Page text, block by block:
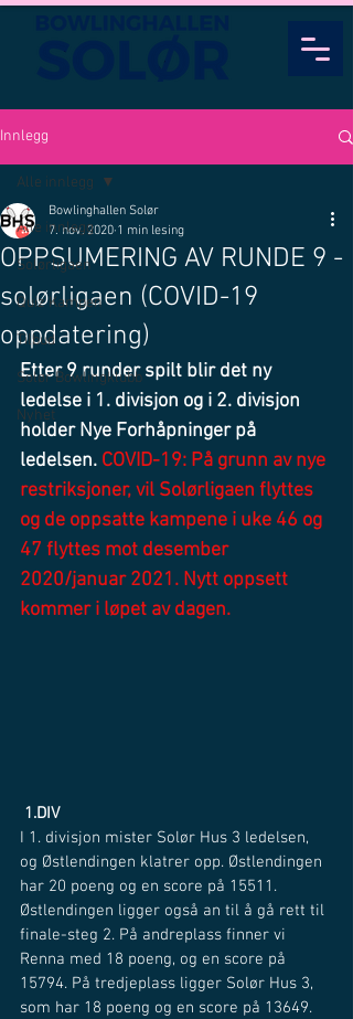
Innlegg
Alle innlegg
Solørligaen
Quiz Kampen
Tilbud
Solør Bowlingklubb
Nyhet
Alle innlegg
OPPSUMERING AV RUNDE 9 -
solørligaen (COVID-19
oppdatering)
Bowlinghallen Solør
7. nov. 2020 1 min lesing
Etter 9 runder spilt blir det ny
ledelse i 1. divisjon og i 2. divisjon
holder Nye Forhåpninger på
ledelsen. COVID-19: På grunn av nye
restriksjoner, vil Solørligaen flyttes
og de oppsatte kampene i uke 46 og
47 flyttes mot desember
2020/januar 2021. Nytt oppsett
kommer i løpet av dagen.
1.DIV
I 1. divisjon mister Solør Hus 3 ledelsen,
og Østlendingen klatrer opp. Østlendingen
har 20 poeng og en score på 15511.
Østlendingen ligger også an til å gå rett til
finale-steg 2. På andreplass finner vi
Renna med 18 poeng, og en score på
15794. På tredjeplass ligger Solør Hus 3,
som har 18 poeng og en score på 13649.